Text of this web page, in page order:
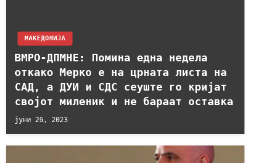
МАКЕДОНИЈА
ВМРО-ДПМНЕ: Помина една недела
откако Мерко е на црната листа на
САД, а ДУИ и СДС сеуште го кријат
својот миленик и не бараат оставка
јуни 26, 2023